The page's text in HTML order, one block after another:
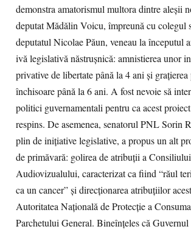
demonstra amatorismul multora dintre aleșii
deputat Mădălin Voicu, împreună cu colegul
deputatul Nicolae Păun, veneau la începutul
ivă legislativă năstrușnică: amnistierea unor
privative de libertate până la 4 ani și grațierea
închisoare până la 6 ani. A fost nevoie să
politici guvernamentali pentru ca acest
respins. De asemenea, senatorul PNL Sorin
plin de iniţiative legislative, a propus un alt
de primăvară: golirea de atribuții a
Audiovizualului, caracterizat ca fiind “răul
ca un cancer” și direcționarea atribuțiilor
Autoritatea Naţională de Protecție a
Parchetului General. Bineînțeles că